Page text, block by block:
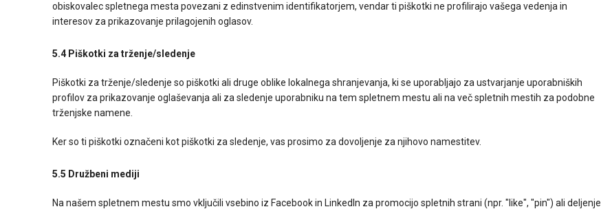
obiskovalec spletnega mesta povezani z edinstvenim identifikatorjem, vendar ti piškotki ne profilirajo vašega vedenja in
interesov za prikazovanje prilagojenih oglasov.
5.4 Piškotki za trženje/sledenje
Piškotki za trženje/sledenje so piškotki ali druge oblike lokalnega shranjevanja, ki se uporabljajo za ustvarjanje uporabniških
profilov za prikazovanje oglaševanja ali za sledenje uporabniku na tem spletnem mestu ali na več spletnih mestih za podobne
trženjske namene.
Ker so ti piškotki označeni kot piškotki za sledenje, vas prosimo za dovoljenje za njihovo namestitev.
5.5 Družbeni mediji
Na našem spletnem mestu smo vključili vsebino iz Facebook in LinkedIn za promocijo spletnih strani (npr. "like", "pin") ali deljenje